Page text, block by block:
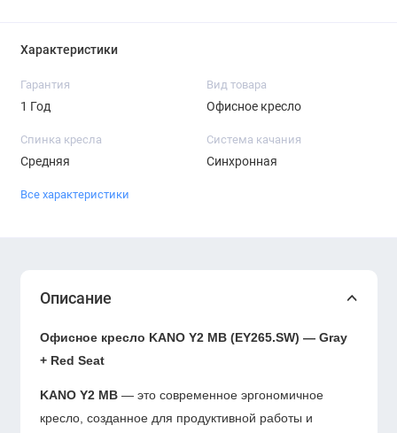
Характеристики
Гарантия
1 Год
Вид товара
Офисное кресло
Спинка кресла
Средняя
Система качания
Синхронная
Все характеристики
Описание
Офисное кресло KANO Y2 MB (EY265.SW) — Gray
+ Red Seat
KANO Y2 MB — это современное эргономичное
кресло, созданное для продуктивной работы и